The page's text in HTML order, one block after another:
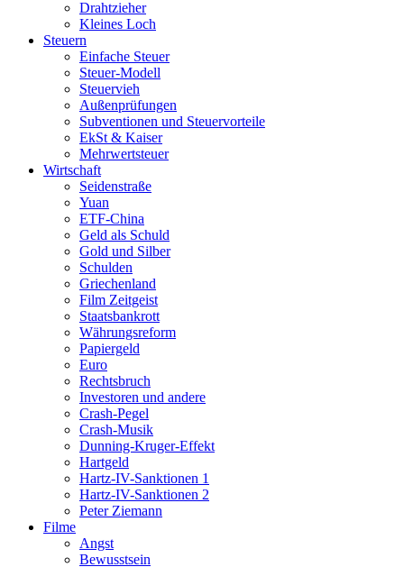
Drahtzieher
Kleines Loch
Steuern
Einfache Steuer
Steuer-Modell
Steuervieh
Außenprüfungen
Subventionen und Steuervorteile
EkSt & Kaiser
Mehrwertsteuer
Wirtschaft
Seidenstraße
Yuan
ETF-China
Geld als Schuld
Gold und Silber
Schulden
Griechenland
Film Zeitgeist
Staatsbankrott
Währungsreform
Papiergeld
Euro
Rechtsbruch
Investoren und andere
Crash-Pegel
Crash-Musik
Dunning-Kruger-Effekt
Hartgeld
Hartz-IV-Sanktionen 1
Hartz-IV-Sanktionen 2
Peter Ziemann
Filme
Angst
Bewusstsein